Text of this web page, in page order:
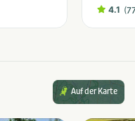
4.1 (
Auf der Karte